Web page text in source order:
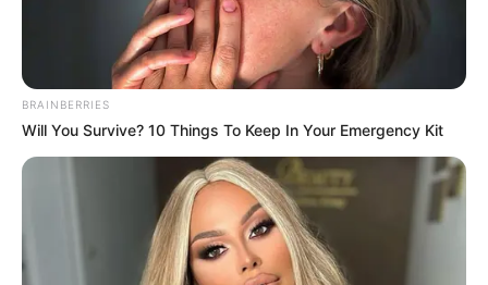
BRAINBERRIES
Will You Survive? 10 Things To Keep In Your Emergency Kit